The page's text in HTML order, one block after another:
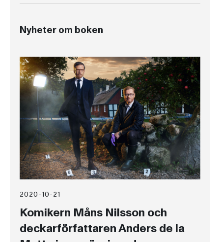
Nyheter om boken
2020-10-21
Komikern Måns Nilsson och
deckarförfattaren Anders de la